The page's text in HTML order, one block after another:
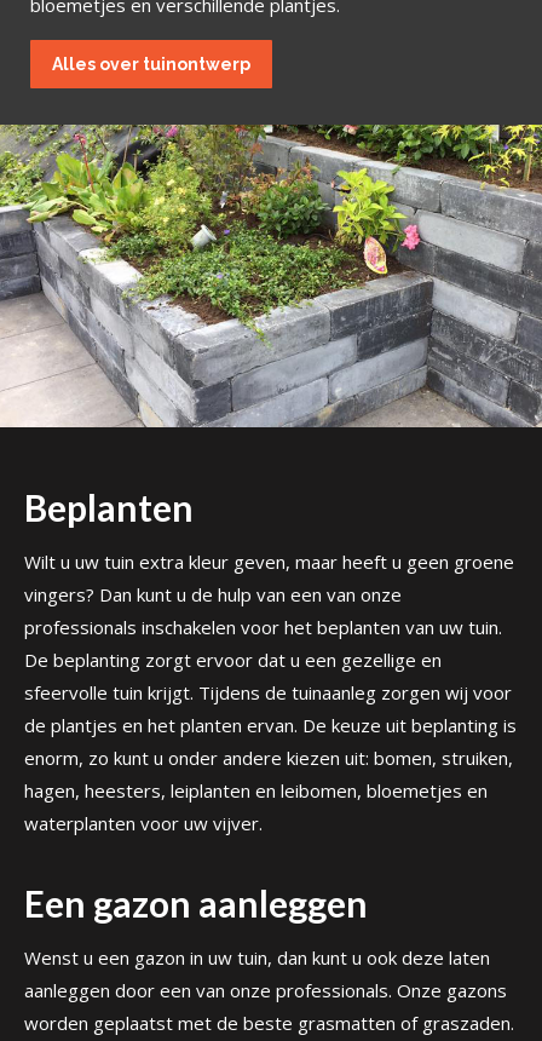
bloemetjes en verschillende plantjes.
Alles over tuinontwerp
Beplanten
Wilt u uw tuin extra kleur geven, maar heeft u geen groene
vingers? Dan kunt u de hulp van een van onze
professionals inschakelen voor het beplanten van uw tuin.
De beplanting zorgt ervoor dat u een gezellige en
sfeervolle tuin krijgt. Tijdens de tuinaanleg zorgen wij voor
de plantjes en het planten ervan. De keuze uit beplanting is
enorm, zo kunt u onder andere kiezen uit: bomen, struiken,
hagen, heesters, leiplanten en leibomen, bloemetjes en
waterplanten voor uw vijver.
Een gazon aanleggen
Wenst u een gazon in uw tuin, dan kunt u ook deze laten
aanleggen door een van onze professionals. Onze gazons
worden geplaatst met de beste grasmatten of graszaden.